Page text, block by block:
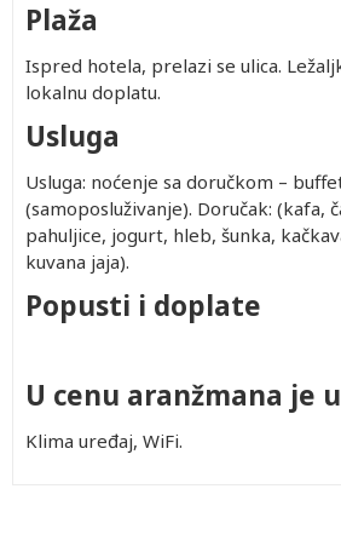
Plaža
Ispred hotela, prelazi se ulica.
lokalnu doplatu.
Usluga
Usluga: noćenje sa doručkom –
(samoposluživanje). Doručak: (kafa,
pahuljice, jogurt, hleb, šunka,
kuvana jaja).
Popusti i doplate
U cenu aranžmana je
Klima uređaj, WiFi.